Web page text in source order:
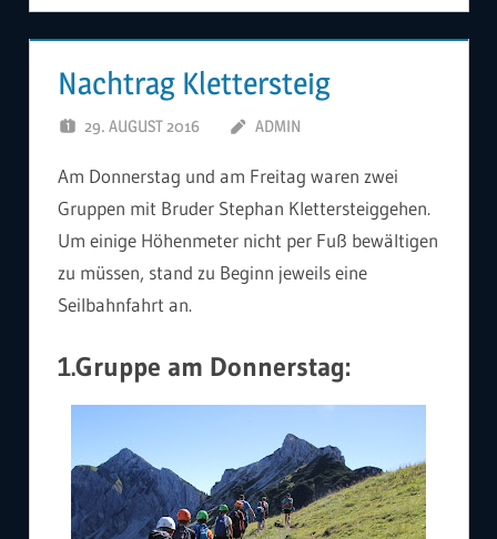
Nachtrag Klettersteig
29. AUGUST 2016 ADMIN
Am Donnerstag und am Freitag waren zwei
Gruppen mit Bruder Stephan Klettersteiggehen.
Um einige Höhenmeter nicht per Fuß bewältigen
zu müssen, stand zu Beginn jeweils eine
Seilbahnfahrt an.
1.Gruppe am Donnerstag: